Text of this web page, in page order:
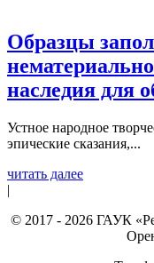
Образцы
наследия для
Устное народное
эпические сказания,...
читать далее
|
© 2017 - 2026 ГАУК